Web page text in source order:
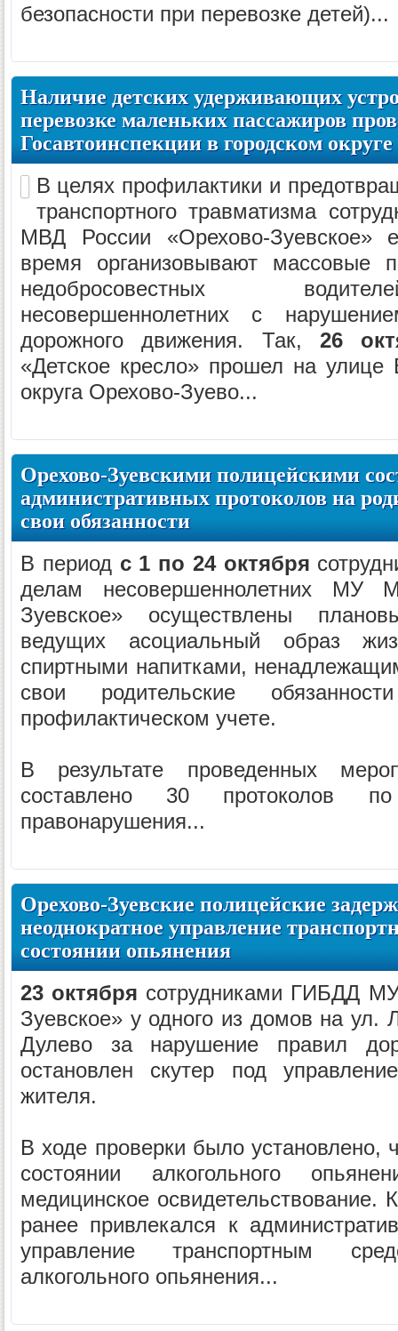
безопасности при перевозке детей)...
Наличие детских удерживающих
перевозке маленьких пассажиров
Госавтоинспекции в городском
В целях профилактики и
транспортного травматизма
МВД России «Орехово-Зуевское»
время организовывают массовые
недобросовестных
несовершеннолетних с
дорожного движения. Так, 26
«Детское кресло» прошел на улице
округа Орехово-Зуево...
Орехово-Зуевскими полицейскими
административных протоколов на
свои обязанности
В период с 1 по 24 октября
делам несовершеннолетних МУ
Зуевское» осуществлены
ведущих асоциальный образ
спиртными напитками,
свои родительские
профилактическом учете.
В результате проведенных
составлено 30 протоколов
правонарушения...
Орехово-Зуевские полицейские
неоднократное управление
состоянии опьянения
23 октября сотрудниками ГИБДД
Зуевское» у одного из домов на ул.
Дулево за нарушение правил
остановлен скутер под
жителя.
В ходе проверки было установлено,
состоянии алкогольного
медицинское освидетельствование.
ранее привлекался к
управление транспортным
алкогольного опьянения...